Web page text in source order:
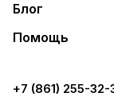
Блог
Помощь
+7 (861) 255-32-